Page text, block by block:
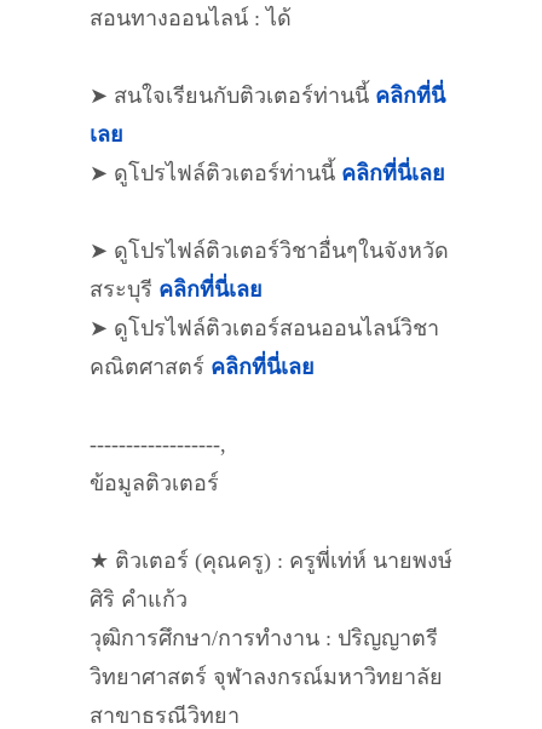
สอนทางออนไลน์ : ได้
➤ สนใจเรียนกับติวเตอร์ท่านนี้ คลิกที่นี่
เลย
➤ ดูโปรไฟล์ติวเตอร์ท่านนี้ คลิกที่นี่เลย
➤ ดูโปรไฟล์ติวเตอร์วิชาอื่นๆในจังหวัด
สระบุรี คลิกที่นี่เลย
➤ ดูโปรไฟล์ติวเตอร์สอนออนไลน์วิชา
คณิตศาสตร์ คลิกที่นี่เลย
------------------,
ข้อมูลติวเตอร์
★ ติวเตอร์ (คุณครู) : ครูพี่เท่ห์ นายพงษ์
ศิริ คำแก้ว
วุฒิการศึกษา/การทำงาน : ปริญญาตรี
วิทยาศาสตร์ จุฬาลงกรณ์มหาวิทยาลัย
สาขาธรณีวิทยา